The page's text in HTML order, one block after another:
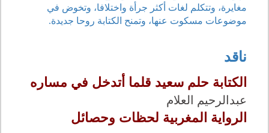
مغايرة، وتتكلم لغات أكثر جرأة واختلافا، وتخوض في
موضوعات مسكوت عنها، وتمنح الكتابة روحا جديدة.
ناقد
الكتابة حلم سعيد قلما أتدخل في مساره
عبدالرحيم العلام
الرواية المغربية لحظات وحصائل